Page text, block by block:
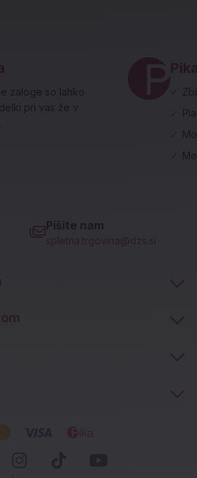
zaloge so lahko
pri vas že v
✓
✓
Pišite nam
spletna.trgovina@dzs.si